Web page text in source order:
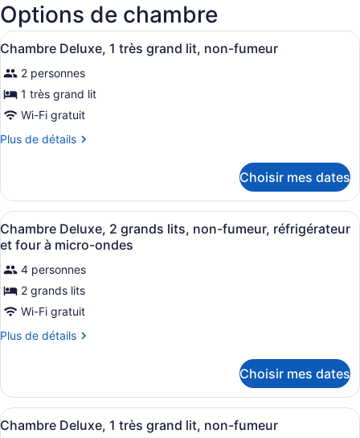
de
Middle
Georgia)
Options de chambre
Afficher
toutes
les
photos
pour
ce
type
chambre :
Chambre
Deluxe,
1
très
grand
lit,
non-
fumeur
Une chambre d’hôtel avec un lit,
8
Chambre Deluxe, 1 très grand lit, non-fumeur
2 personnes
1 très grand lit
Wi-Fi gratuit
Plus de détails
Plus
Chambre
Deluxe,
1
très
grand
lit,
non-
fumeur
Choisir mes dates
Afficher
toutes
les
photos
pour
ce
type
Chambre
Deluxe,
2
Une chambre d’hôtel avec deux
8
Chambre Deluxe, 2 grands lits, non-fumeur, réfrigérateur
et four à micro-ondes
4 personnes
2 grands lits
Wi-Fi gratuit
Plus de détails
Plus
Chambre
Deluxe,
2
Choisir mes dates
Afficher
Une chambre d’hôtel avec un lit,
8
Chambre Deluxe, 1 très grand lit, non-fumeur